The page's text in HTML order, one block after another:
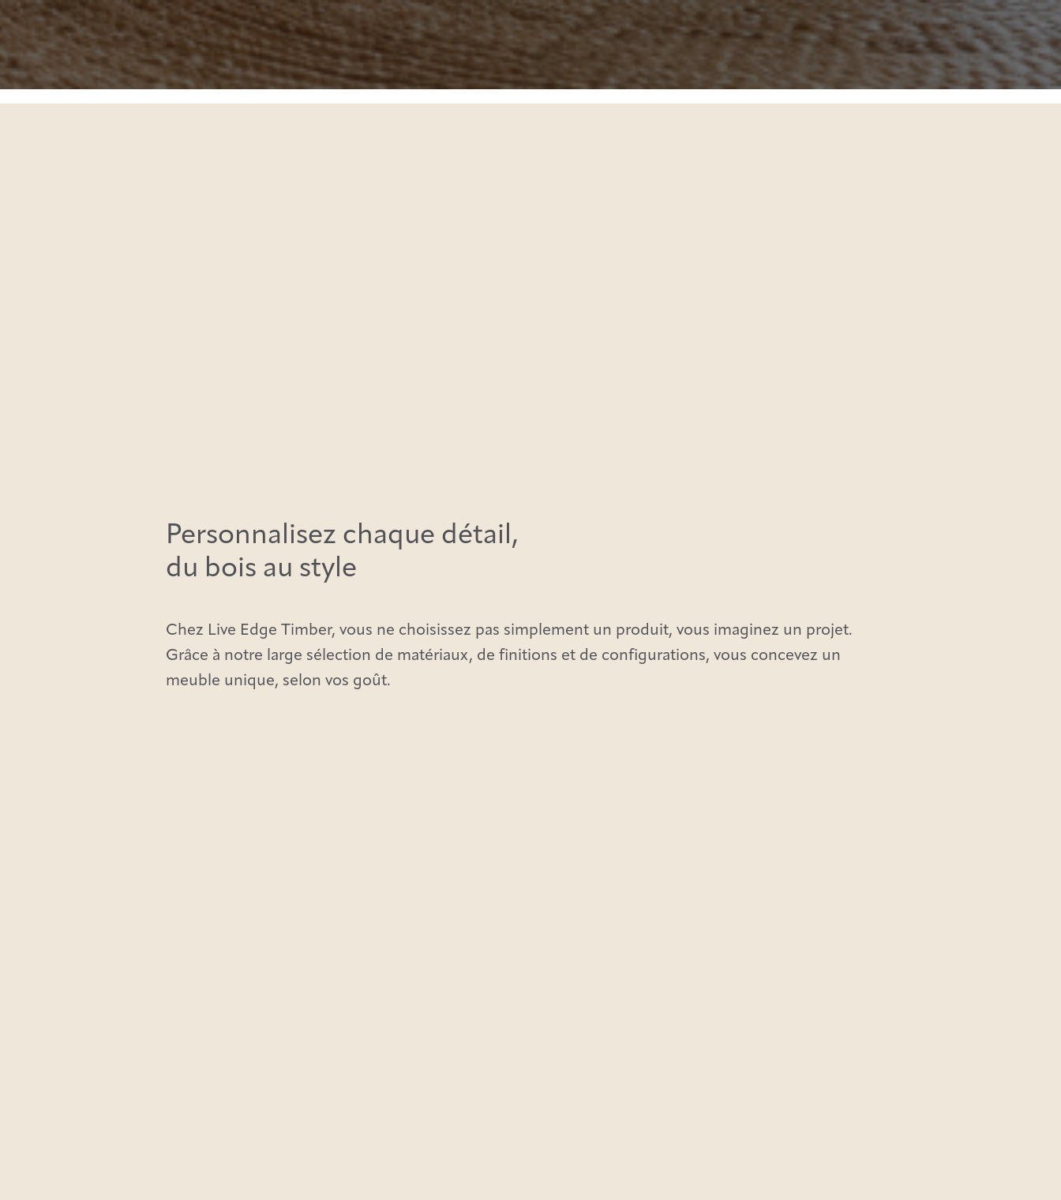
Personnalisez chaque détail,
du bois au style
Chez Live Edge Timber, vous ne choisissez pas simplement un produit, vous imaginez un projet.
Grâce à notre large sélection de matériaux, de finitions et de configurations, vous concevez un
meuble unique, selon vos goût.